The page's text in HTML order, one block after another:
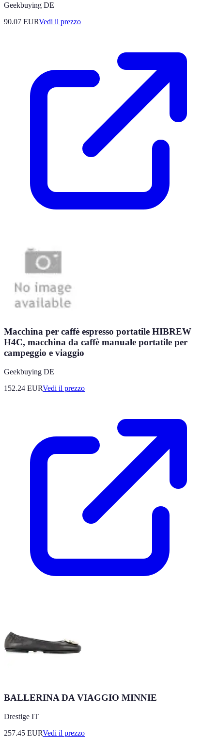
Geekbuying DE
90.07 EURVedi il prezzo
Macchina per caffè espresso portatile HIBREW
H4C, macchina da caffè manuale portatile per
campeggio e viaggio
Geekbuying DE
152.24 EURVedi il prezzo
BALLERINA DA VIAGGIO MINNIE
Drestige IT
257.45 EURVedi il prezzo